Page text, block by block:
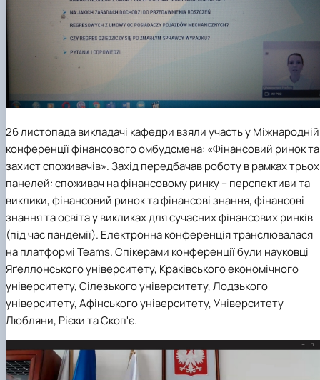
26 листопадавикладачі кафедри взяли участь у Міжнародній
конференції фінансового омбудсмена: «Фінансовий ринок та
захист споживачів». Захід передбачав роботу в рамках трьох
панелей: споживач на фінансовому ринку – перспективи та
виклики, фінансовий ринок та фінансові знання, фінансові
знання та освіта у викликах для сучасних фінансових ринків
(під час пандемії). Електронна конференція транслювалася
на платформі Teams. Спікерами конференції були науковці
Яґеллонського університету, Краківського економічного
університету, Сілезького університету, Лодзького
університету, Афінського університету, Університету
Любляни, Рієки та Скоп'є.